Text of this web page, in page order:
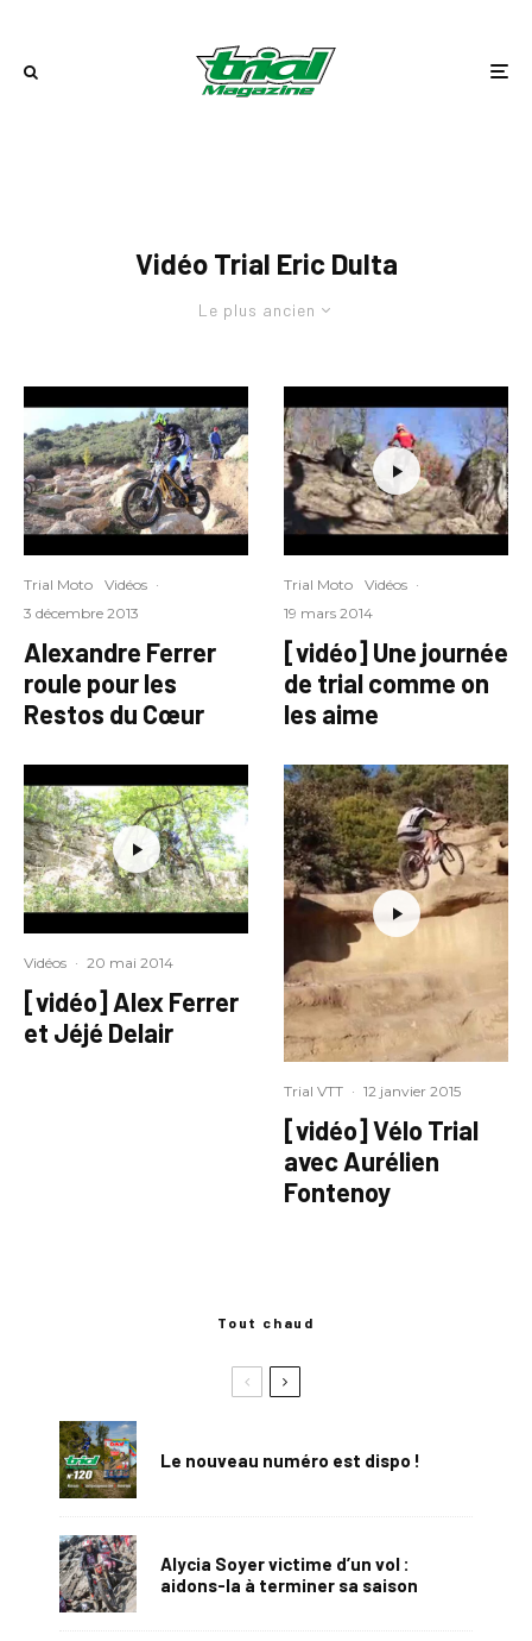
Vidéo Trial Eric Dulta
Le plus ancien
Trial Moto Vidéos ·
3 décembre 2013
‪Alexandre Ferrer
roule pour les
Restos du Cœur
Vidéos · 20 mai 2014
[vidéo] Alex Ferrer
et Jéjé Delair
Trial Moto Vidéos ·
19 mars 2014
[vidéo] Une journée
de trial comme on
les aime
Trial VTT · 12 janvier 2015
[vidéo] Vélo Trial
avec Aurélien
Fontenoy
Tout chaud
Le nouveau numéro est dispo !
Alycia Soyer victime d’un vol :
aidons-la à terminer sa saison